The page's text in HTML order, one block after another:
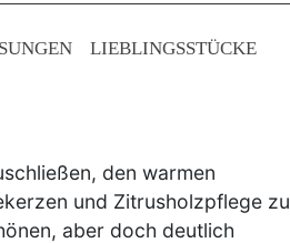
LIEBLINGS­STÜCKE
den warmen
und Zitrusholzpflege zu
aber doch deutlich